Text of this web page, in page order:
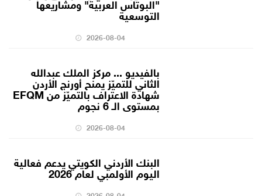
التوسعية
2026-08-04
بالفيديو ... مركز الملك عبدالله
الثاني للتميّز يمنح أورنج الأردن
شهادة الاعتراف بالتميّز من EFQM
بمستوى الـ 6 نجوم
2026-08-04
البنك الأردني الكويتي يدعم فعالية
اليوم الأولمبي لعام 2026